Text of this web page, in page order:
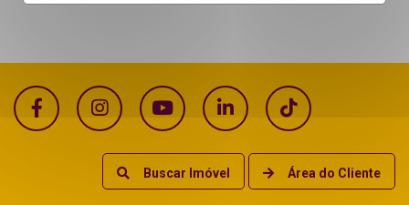
Buscar Imóvel Área do Cliente